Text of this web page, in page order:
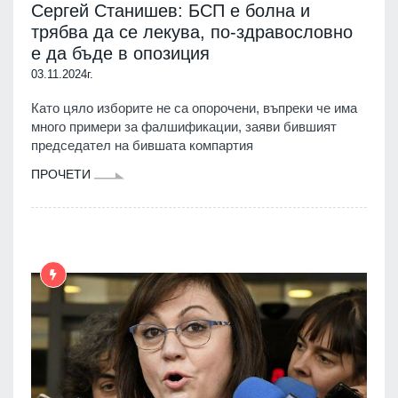
Сергей Станишев: БСП е болна и
трябва да се лекува, по-здравословно
е да бъде в опозиция
03.11.2024г.
Като цяло изборите не са опорочени, въпреки че има
много примери за фалшификации, заяви бившият
председател на бившата компартия
ПРОЧЕТИ